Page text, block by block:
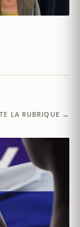
LA RUBRIQUE →